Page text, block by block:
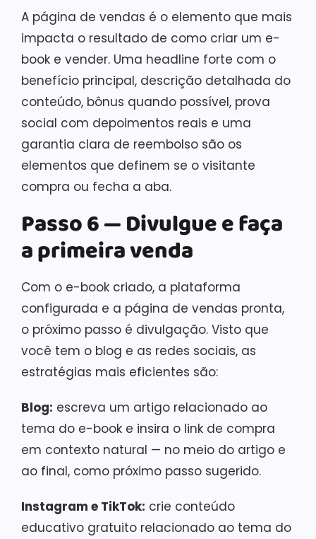
A página de vendas é o elemento que mais
impacta o resultado de como criar um e-
book e vender. Uma headline forte com o
benefício principal, descrição detalhada do
conteúdo, bônus quando possível, prova
social com depoimentos reais e uma
garantia clara de reembolso são os
elementos que definem se o visitante
compra ou fecha a aba.
Passo 6 — Divulgue e faça
a primeira venda
Com o e-book criado, a plataforma
configurada e a página de vendas pronta,
o próximo passo é divulgação. Visto que
você tem o blog e as redes sociais, as
estratégias mais eficientes são:
Blog: escreva um artigo relacionado ao
tema do e-book e insira o link de compra
em contexto natural — no meio do artigo e
ao final, como próximo passo sugerido.
Instagram e TikTok: crie conteúdo
educativo gratuito relacionado ao tema do